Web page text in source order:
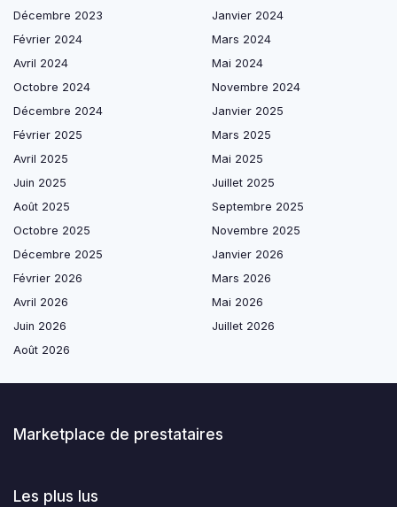
Décembre 2023
Janvier 2024
Février 2024
Mars 2024
Avril 2024
Mai 2024
Octobre 2024
Novembre 2024
Décembre 2024
Janvier 2025
Février 2025
Mars 2025
Avril 2025
Mai 2025
Juin 2025
Juillet 2025
Août 2025
Septembre 2025
Octobre 2025
Novembre 2025
Décembre 2025
Janvier 2026
Février 2026
Mars 2026
Avril 2026
Mai 2026
Juin 2026
Juillet 2026
Août 2026
Marketplace de prestataires
Les plus lus